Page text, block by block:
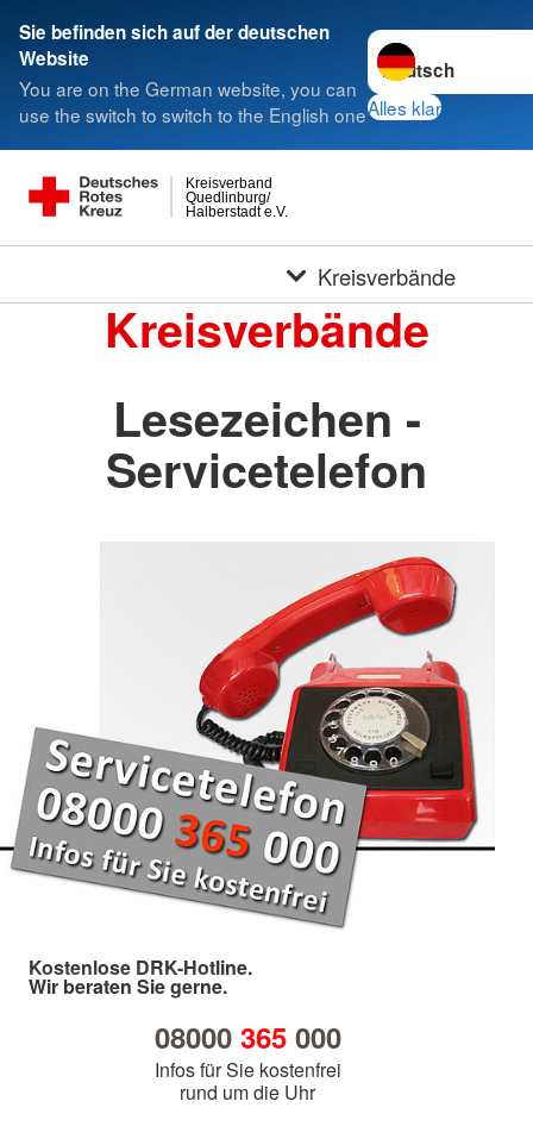
Sie befinden sich auf der deutschen
Website
You are on the German website, you can
use the switch to switch to the English one
Sprache wechseln
Alles klar
Halberstadt e.V.
Quedlinburg/
Kreisverband
Kreisverbände
Kreisverbände
Lesezeichen -
Servicetelefon
Kostenlose DRK-Hotline.
Wir beraten Sie gerne.
08000 365000
Infos für Sie kostenfrei
rund um die Uhr